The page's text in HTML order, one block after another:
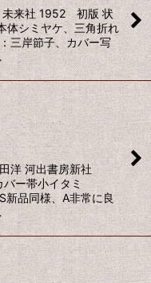
未来社 1952 初版 状
シミヤケ、三角折れ
三岸節子、カバー写
洋 河出書房新社
ー帯小イタミ
品同様、A非常に良